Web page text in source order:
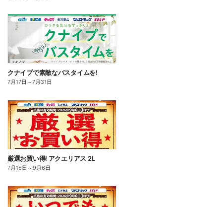
クナイプで素敵なバスタイムを!
7月17日 ～7月31日
厳選お買い得! アクエリアス 2L
7月16日 ～9月6日